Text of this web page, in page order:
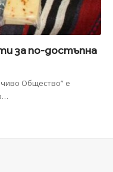
за по-достъпна
Общество” е
…